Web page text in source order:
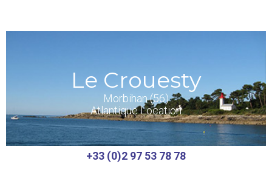
Le Crouesty
Morbihan (56)
Atlantique Location
+33 (0)2 97 53 78 78